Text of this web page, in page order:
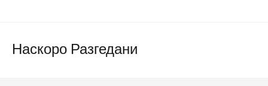
Наскоро Разгедани